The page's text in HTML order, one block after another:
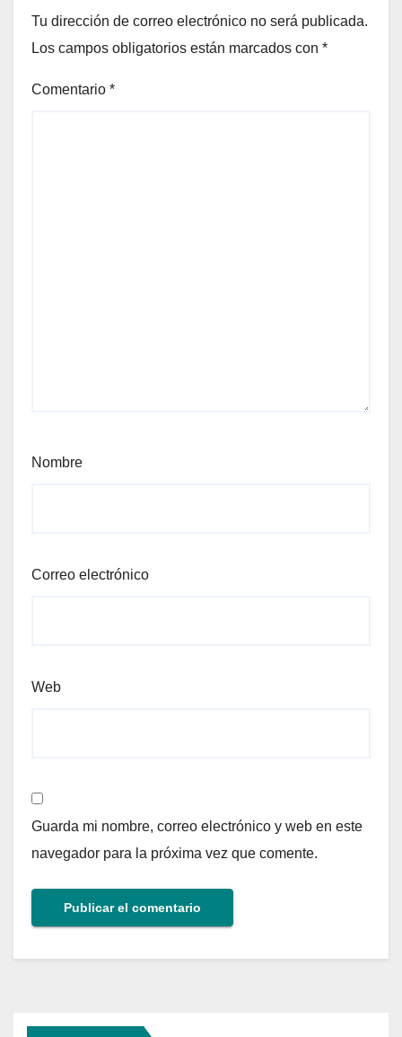
Tu dirección de correo electrónico no será publicada.
Los campos obligatorios están marcados con *
Comentario *
Nombre
Correo electrónico
Web
Guarda mi nombre, correo electrónico y web en este
navegador para la próxima vez que comente.